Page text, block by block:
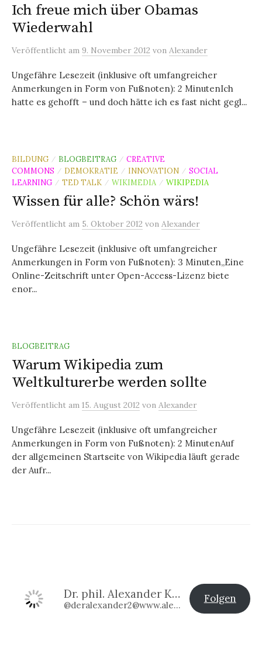
Ich freue mich über Obamas
Wiederwahl
Veröffentlicht am 9. November 2012 von Alexander
Ungefähre Lesezeit (inklusive oft umfangreicher
Anmerkungen in Form von Fußnoten): 2 MinutenIch
hatte es gehofft – und doch hätte ich es fast nicht gegl...
BILDUNG / BLOGBEITRAG / CREATIVE
COMMONS
/ DEMOKRATIE / INNOVATION / SOCIAL
LEARNING / TED TALK / WIKIMEDIA / WIKIPEDIA
Wissen für alle? Schön wärs!
Veröffentlicht am 5. Oktober 2012 von Alexander
Ungefähre Lesezeit (inklusive oft umfangreicher
Anmerkungen in Form von Fußnoten): 3 Minuten„Eine
Online-Zeitschrift unter Open-Access-Lizenz biete
enor...
BLOGBEITRAG
Warum Wikipedia zum
Weltkulturerbe werden sollte
Veröffentlicht am 15. August 2012 von Alexander
Ungefähre Lesezeit (inklusive oft umfangreicher
Anmerkungen in Form von Fußnoten): 2 MinutenAuf
der allgemeinen Startseite von Wikipedia läuft gerade
der Aufr...
Dr. phil. Alexander Klier
@deralexander2@www.alexander-klier.net
Folgen